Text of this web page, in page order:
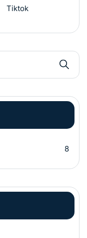
Tiktok
8